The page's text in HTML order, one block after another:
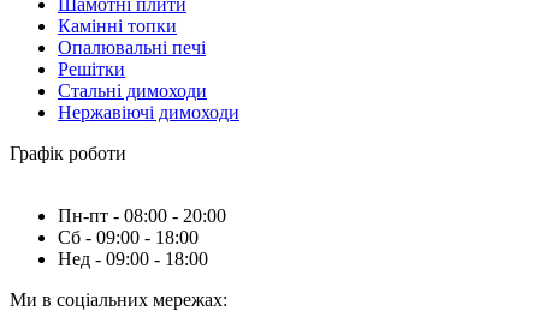
Камінні топки
Опалювальні печі
Решітки
Стальні димоходи
Нержавіючі димоходи
Графік роботи
Пн-пт - 08:00 - 20:00
Сб - 09:00 - 18:00
Нед - 09:00 - 18:00
Ми в соціальних мережах: